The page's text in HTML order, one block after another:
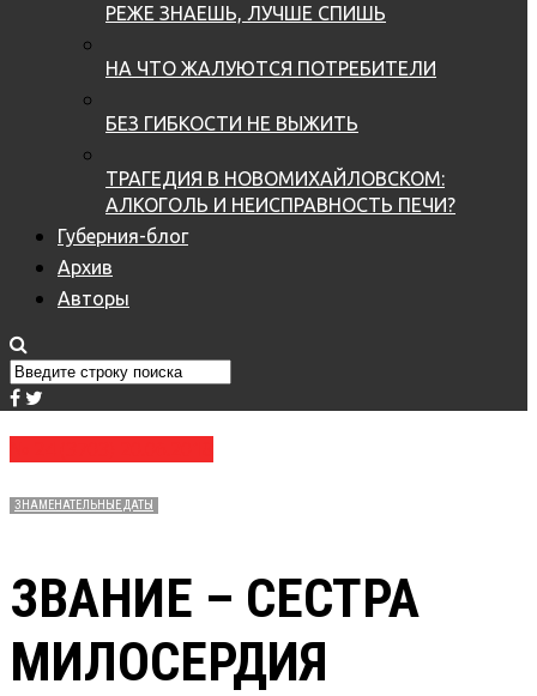
РЕЖЕ ЗНАЕШЬ, ЛУЧШЕ СПИШЬ
НА ЧТО ЖАЛУЮТСЯ ПОТРЕБИТЕЛИ
БЕЗ ГИБКОСТИ НЕ ВЫЖИТЬ
ТРАГЕДИЯ В НОВОМИХАЙЛОВСКОМ:
АЛКОГОЛЬ И НЕИСПРАВНОСТЬ ПЕЧИ?
Губерния-блог
Архив
Авторы
ЗНАМЕНАТЕЛЬНЫЕ ДАТЫ
ЗВАНИЕ – СЕСТРА
МИЛОСЕРДИЯ